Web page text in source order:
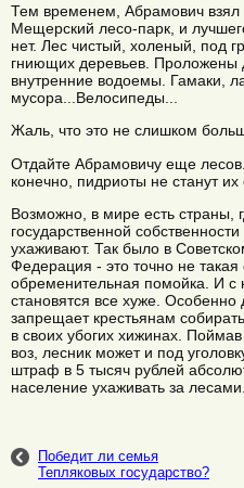
Тем временем, Абрамович взял
Мещерский лесо-парк, и
нет. Лес чистый, холеный, под
гниющих деревьев. Проложены
внутренние водоемы. Гамаки,
мусора...Велосипеды...
Жаль, что это не слишком
Отдайте Абрамовичу еще
конечно, пидриоты не станут их
Возможно, в мире есть страны,
государственной
ухаживают. Так было в
Федерация - это точно не такая
обременительная помойка. И с
становятся все хуже. Особенно
запрещает крестьянам
в своих убогих хижинах.
воз, лесник может и под
штраф в 5 тысяч рублей
население ухаживать за лесами.
Победит ли семья
Тепляковых государство?